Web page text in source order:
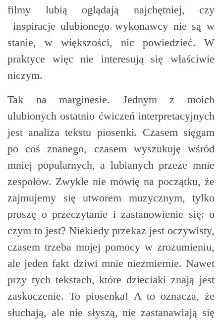
filmy lubią oglądają najchętniej, czy
inspiracje ulubionego wykonawcy nie są w
stanie, w większości, nic powiedzieć. W
praktyce więc nie interesują się właściwie
niczym.
Tak na marginesie. Jednym z moich
ulubionych ostatnio ćwiczeń interpretacyjnych
jest analiza tekstu piosenki. Czasem sięgam
po coś znanego, czasem wyszukuję wśród
mniej popularnych, a lubianych przeze mnie
zespołów. Zwykle nie mówię na początku, że
zajmujemy się utworem muzycznym, tylko
proszę o przeczytanie i zastanowienie się: o
czym to jest? Niekiedy przekaz jest oczywisty,
czasem trzeba mojej pomocy w zrozumieniu,
ale jeden fakt dziwi mnie niezmiernie. Nawet
przy tych tekstach, które dzieciaki znają jest
zaskoczenie. To piosenka! A to oznacza, że
słuchają, ale nie słyszą, nie zastanawiają się